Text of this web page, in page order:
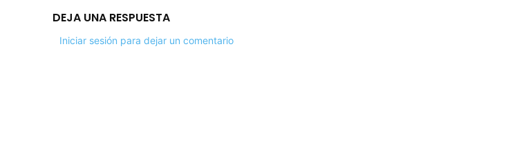
DEJA UNA RESPUESTA
Iniciar sesión para dejar un comentario